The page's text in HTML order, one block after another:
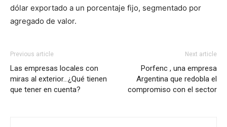
dólar exportado a un porcentaje fijo, segmentado por
agregado de valor.
Previous article
Las empresas locales con
miras al exterior…¿Qué tienen
que tener en cuenta?
Next article
Porfenc , una empresa
Argentina que redobla el
compromiso con el sector